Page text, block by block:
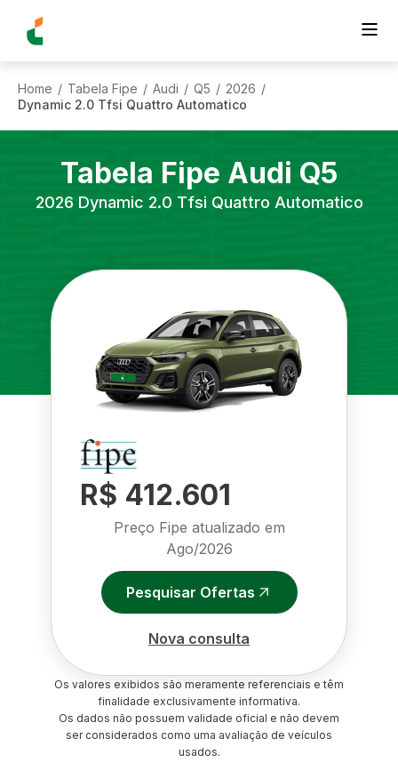
Home / Tabela Fipe / Audi / Q5 / 2026 /
Dynamic 2.0 Tfsi Quattro Automatico
Tabela Fipe Audi Q5
2026 Dynamic 2.0 Tfsi Quattro Automatico
R$ 412.601
Preço Fipe atualizado em
Ago/2026
Pesquisar Ofertas
Nova consulta
Os valores exibidos são meramente referenciais e têm
finalidade exclusivamente informativa.
Os dados não possuem validade oficial e não devem
ser considerados como uma avaliação de veículos
usados.